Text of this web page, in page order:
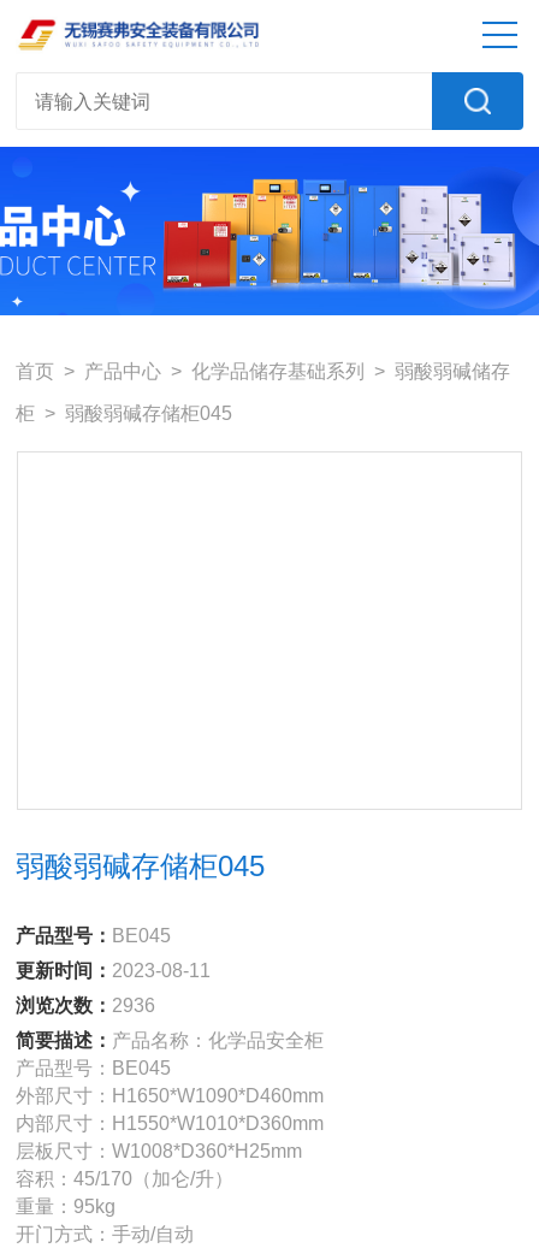
首页 > 产品中心 >化学品储存基础系列 >弱酸弱碱储存
柜 > 弱酸弱碱存储柜045
弱酸弱碱存储柜045
产品型号： BE045
更新时间： 2023-08-11
浏览次数： 2936
简要描述： 产品名称：化学品安全柜
产品型号：BE045
外部尺寸：H1650*W1090*D460mm
内部尺寸：H1550*W1010*D360mm
层板尺寸：W1008*D360*H25mm
容积：45/170（加仑/升）
重量：95kg
开门方式：手动/自动